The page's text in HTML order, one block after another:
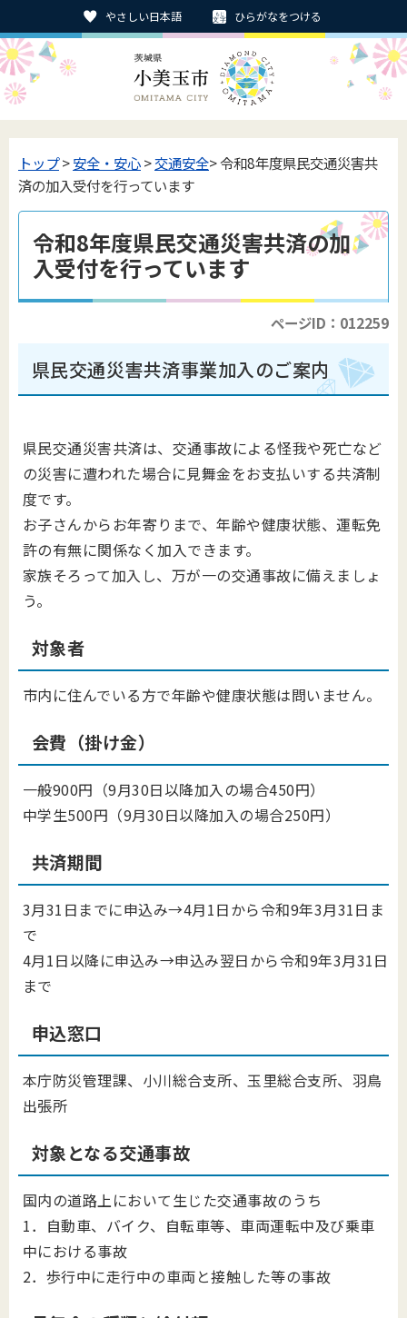
やさしい日本語 ひらがなをつける
トップ>安全・安心>交通安全> 令和8年度県民交通災害共
済の加入受付を行っています
令和8年度県民交通災害共済の加
入受付を行っています
ページID：012259
県民交通災害共済事業加入のご案内
県民交通災害共済は、交通事故による怪我や死亡など
の災害に遭われた場合に見舞金をお支払いする共済制
度です。
お子さんからお年寄りまで、年齢や健康状態、運転免
許の有無に関係なく加入できます。
家族そろって加入し、万が一の交通事故に備えましょ
う。
対象者
市内に住んでいる方で年齢や健康状態は問いません。
会費（掛け金）
一般900円（9月30日以降加入の場合450円）
中学生500円（9月30日以降加入の場合250円）
共済期間
3月31日までに申込み→4月1日から令和9年3月31日ま
で
4月1日以降に申込み→申込み翌日から令和9年3月31日
まで
申込窓口
本庁防災管理課、小川総合支所、玉里総合支所、羽鳥
出張所
対象となる交通事故
国内の道路上において生じた交通事故のうち
1．自動車、バイク、自転車等、車両運転中及び乗車
中における事故
2．歩行中に走行中の車両と接触した等の事故